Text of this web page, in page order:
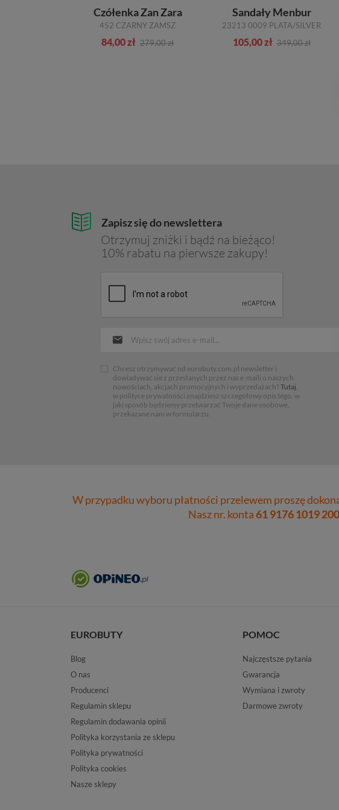
Czółenka Zan Zara
452 CZARNY ZAMSZ
84,00 zł 279,00 zł
Sandały Menbur
23213 0009 PLATA/SILVER
105,00 zł 349,00 zł
Zapisz się do newslettera
Otrzymuj zniżki i bądź na bieżąco!
10% rabatu na pierwsze zakupy!
Chcesz otrzymywać od eurobuty.com.pl newsletter i
dowiadywać sie z przesłanych przez nas e-maili o naszych
nowościach, akcjach promocyjnych i wyprzedażach? Tutaj
w polityce prywatności znajdziesz szczegółowy opis tego, w
jaki sposób będziemy przetwarzać Twoje dane osobowe,
przekazane nam w formularzu.
W przypadku wyboru płatności przelewem proszę
Nasz nr. konta61 9176 1019
EUROBUTY
Blog
O nas
Producenci
Regulamin sklepu
Regulamin dodawania opinii
Polityka korzystania ze sklepu
Polityka prywatności
Polityka cookies
Nasze sklepy
POMOC
Najczęstsze pytania
Gwarancja
Wymiana i zwroty
Darmowe zwroty